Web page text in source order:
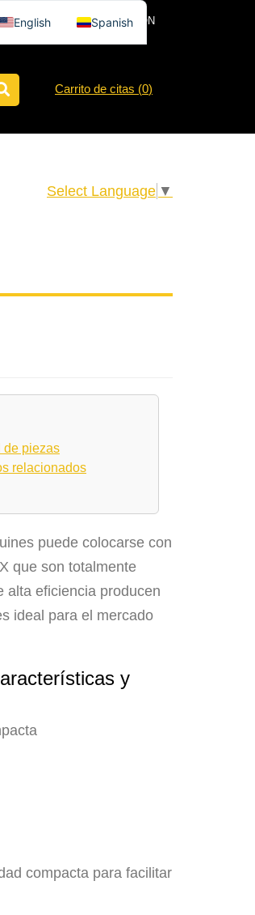
PÓNGASE EN CONTACTO CON
Carrito de citas (0)
Select Language ▼
de piezas
relacionados
puede colocarse con
que son totalmente
alta eficiencia producen
ideal para el mercado
y
compacta para facilitar
English Spanish